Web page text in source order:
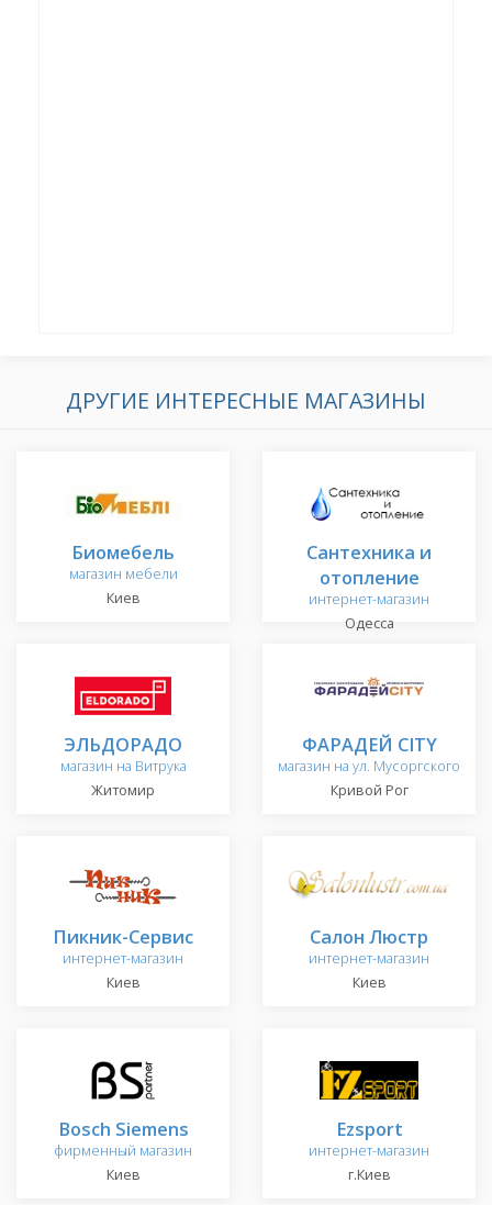
ДРУГИЕ ИНТЕРЕСНЫЕ МАГАЗИНЫ
Биомебель
магазин мебели
Киев
Сантехника и
отопление
интернет-магазин
Одесса
ЭЛЬДОРАДО
магазин на Витрука
Житомир
ФАРАДЕЙ CITY
магазин на ул. Мусоргского
Кривой Рог
Пикник-Сервис
интернет-магазин
Киев
Салон Люстр
интернет-магазин
Киев
Bosch Siemens
фирменный магазин
Киев
Ezsport
интернет-магазин
г.Киев